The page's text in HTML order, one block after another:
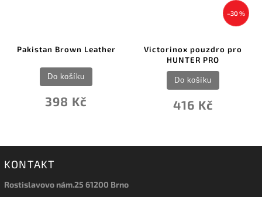
Pakistan Brown Leather
398 Kč
Do košíku
–30 %
Victorinox pouzdro pro
HUNTER PRO
416 Kč
Do košíku
KONTAKT
Rostislavovo nám.25 61200 Brno